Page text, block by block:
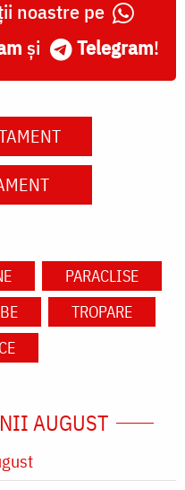
noastre pe
și Telegram!
PARACLISE
TROPARE
AUGUST